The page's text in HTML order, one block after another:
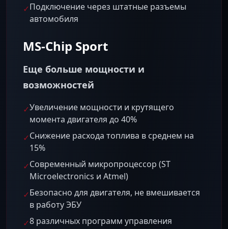
✓Подключение через штатные разъемы
автомобиля
MS-Chip Sport
Еще больше мощности и
возможностей
✓Увеличение мощности и крутящего
момента двигателя до 40%
✓Снижение расхода топлива в среднем на
15%
✓Современный микропроцессор (ST
Microelectronics и Atmel)
✓Безопасно для двигателя, не вмешивается
в работу ЭБУ
✓8 различных программ управления